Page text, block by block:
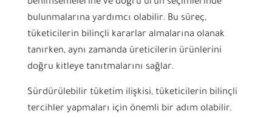
benimsemelerine ve doğru ürün seçimlerinde
bulunmalarına yardımcı olabilir. Bu süreç,
tüketicilerin bilinçli kararlar almalarına olanak
tanırken, aynı zamanda üreticilerin ürünlerini
doğru kitleye tanıtmalarını sağlar.
Sürdürülebilir tüketim ilişkisi, tüketicilerin bilinçli
tercihler yapmaları için önemli bir adım olabilir.